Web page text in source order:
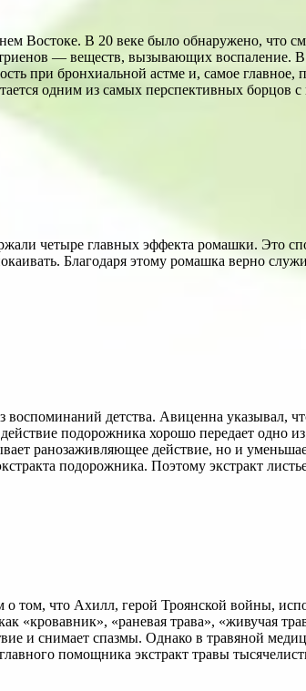
В 20 веке было обнаружено, что
— веществ, вызывающих воспаление. В
при бронхиальной астме и, самое
одним из самых перспективных борцов
четыре главных эффекта ромашки. Это
Благодаря этому ромашка верно
детства. Авиценна указывал,
подорожника хорошо передает одно
ранозаживляющее действие, но и
подорожника. Поэтому экстракт
о том, что Ахилл, герой Троянской войны,
«кровавник», «раневая трава», «живучая
и снимает спазмы. Однако в травяной
помощника экстракт травы